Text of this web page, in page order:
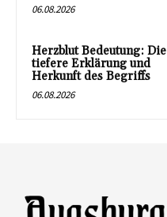
06.08.2026
Herzblut Bedeutung: Die
tiefere Erklärung und
Herkunft des Begriffs
06.08.2026